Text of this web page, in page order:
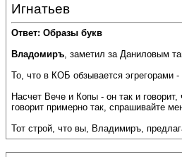
Игнатьев
Ответ: Образы букв
Владомиръ, заметил за Даниловым
То, что в КОБ обзывается эгрегорами
Насчет Вече и Копы - он так и
говорит примерно так, спрашивайте
Тот строй, что вы, Владимиръ,